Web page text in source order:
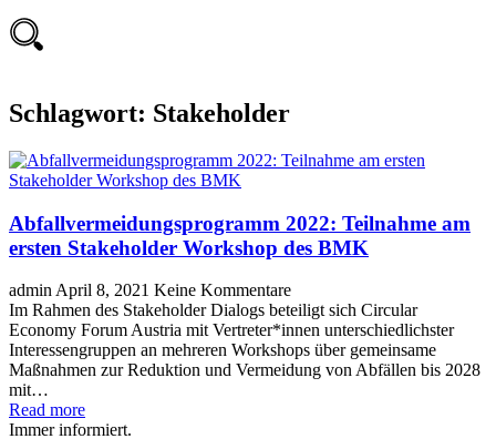
Schlagwort: Stakeholder
Abfallvermeidungsprogramm 2022: Teilnahme am
ersten Stakeholder Workshop des BMK
adminApril 8, 2021 Keine Kommentare
Im Rahmen des Stakeholder Dialogs beteiligt sich Circular
Economy Forum Austria mit Vertreter*innen unterschiedlichster
Interessengruppen an mehreren Workshops über gemeinsame
Maßnahmen zur Reduktion und Vermeidung von Abfällen bis 2028
mit…
Read more
Immer informiert.